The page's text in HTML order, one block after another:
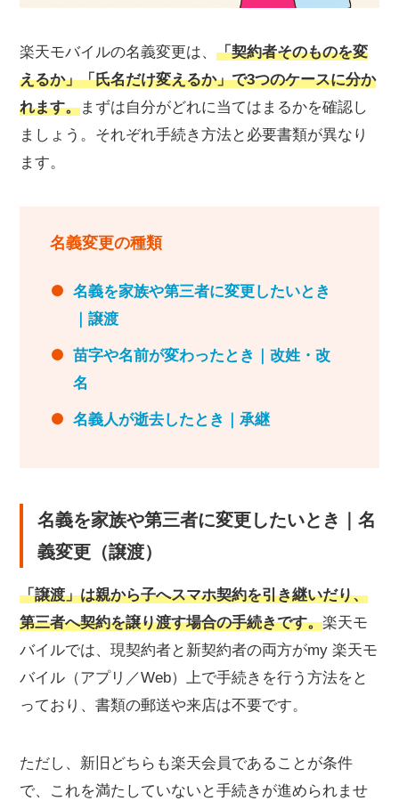
楽天モバイルの名義変更は、 「契約者そのものを変
えるか」「氏名だけ変えるか」で3つのケースに分か
れます。まずは自分がどれに当てはまるかを確認し
ましょう。それぞれ手続き方法と必要書類が異なり
ます。
名義変更の種類
名義を家族や第三者に変更したいとき
｜譲渡
苗字や名前が変わったとき｜改姓・改
名
名義人が逝去したとき｜承継
名義を家族や第三者に変更したいとき｜名
義変更（譲渡）
「譲渡」は親から子へスマホ契約を引き継いだり、
第三者へ契約を譲り渡す場合の手続きです。楽天モ
バイルでは、現契約者と新契約者の両方がmy 楽天モ
バイル（アプリ／Web）上で手続きを行う方法をと
っており、書類の郵送や来店は不要です。
ただし、新旧どちらも楽天会員であることが条件
で、これを満たしていないと手続きが進められませ